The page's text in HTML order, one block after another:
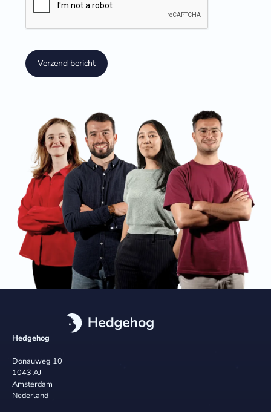
Verzend bericht
Hedgehog
Donauweg 10
1043 AJ
Amsterdam
Nederland